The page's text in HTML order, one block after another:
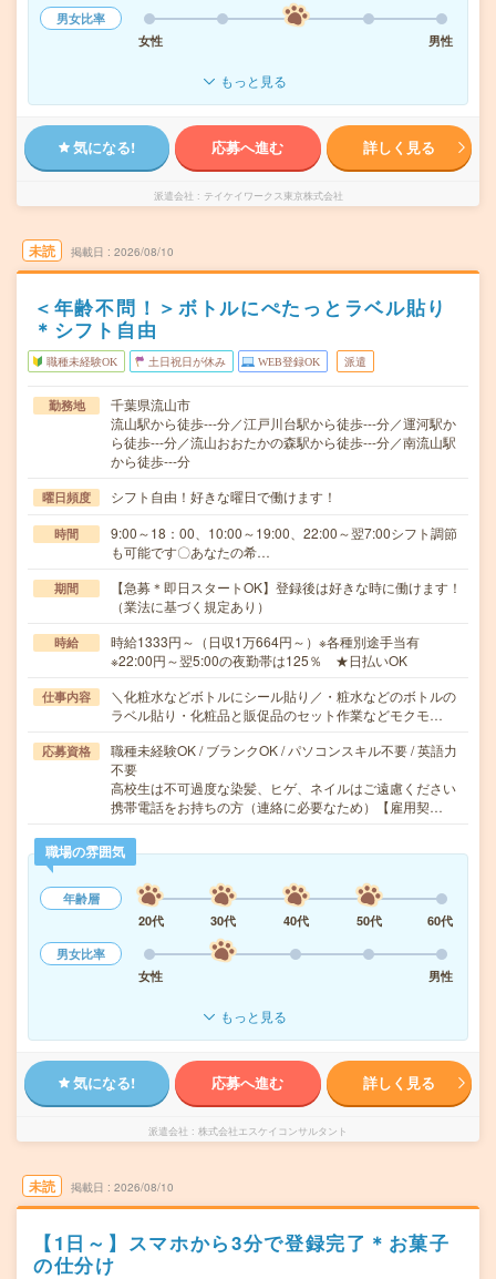
男女比率
女性
男性
もっと見る
気になる! 応募へ進む 詳しく見る
派遣会社 テイケイワークス東京株式会社
未読 掲載日 2026/08/10
＜年齢不問！＞ボトルにぺたっとラベル貼り
＊シフト自由
職種未経験OK 土日祝日が休み WEB登録OK 派遣
勤務地
千葉県流山市
流山駅から徒歩---分／江戸川台駅から徒歩---分／運河駅か
ら徒歩---分／流山おおたかの森駅から徒歩---分／南流山駅
から徒歩---分
曜日頻度 シフト自由！好きな曜日で働けます！
時間
9:00～18：00、10:00～19:00、22:00～翌7:00シフト調節
も可能です〇あなたの希…
期間
【急募＊即日スタートOK】登録後は好きな時に働けます！
（業法に基づく規定あり）
時給
時給1333円～（日収1万664円～）※各種別途手当有
※22:00円～翌5:00の夜勤帯は125％ ★日払いOK
仕事内容
＼化粧水などボトルにシール貼り／・粧水などのボトルの
ラベル貼り・化粧品と販促品のセット作業などモクモ…
応募資格
職種未経験OK / ブランクOK / パソコンスキル不要 / 英語力
不要
高校生は不可過度な染髪、ヒゲ、ネイルはご遠慮ください
携帯電話をお持ちの方（連絡に必要なため）【雇用契…
職場の雰囲気
年齢層
20代
30代 40代 50代
60代
男女比率
女性
男性
もっと見る
気になる! 応募へ進む 詳しく見る
派遣会社 株式会社エスケイコンサルタント
未読 掲載日 2026/08/10
【1日～】スマホから3分で登録完了＊お菓子
の仕分け